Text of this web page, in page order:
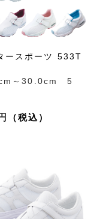
ースポーツ 533T
～30.0cm 5